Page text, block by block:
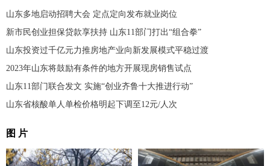
山东多地启动招聘大会 定点定向发布就业岗位
新市民创业担保贷款享扶持 山东11部门打出“组合拳”
山东投资过千亿元力推房地产业向新发展模式平稳过渡
2023年山东将鼓励有条件的地方开展现房销售试点
山东11部门联合发文 实施“创业齐鲁十大推进行动”
山东省核酸单人单检价格明起下调至12元/人次
图 片